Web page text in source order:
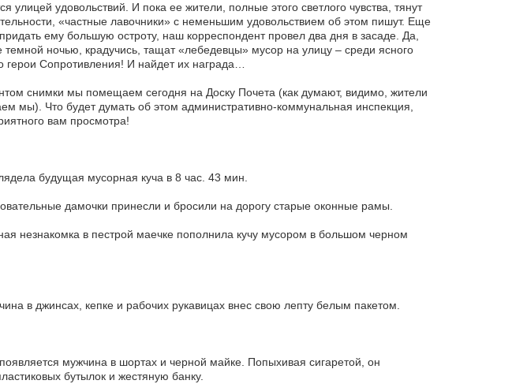
улицей удовольствий. И пока ее жители, полные этого светлого чувства, тянут
«частные лавочники» с неменьшим удовольствием об этом пишут. Еще
ему большую остроту, наш корреспондент провел два дня в засаде. Да,
ночью, крадучись, тащат «лебедевцы» мусор на улицу – среди ясного
герои Сопротивления! И найдет их награда…
снимки мы помещаем сегодня на Доску Почета (как думают, видимо, жители
мы). Что будет думать об этом административно-коммунальная инспекция,
вам просмотра!
будущая мусорная куча в 8 час. 43 мин.
дамочки принесли и бросили на дорогу старые оконные рамы.
незнакомка в пестрой маечке пополнила кучу мусором в большом черном
в джинсах, кепке и рабочих рукавицах внес свою лепту белым пакетом.
мужчина в шортах и черной майке. Попыхивая сигаретой, он
бутылок и жестяную банку.